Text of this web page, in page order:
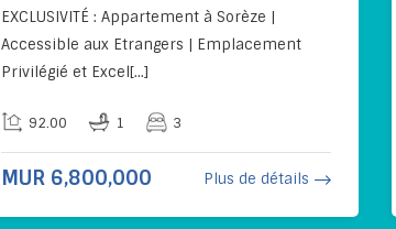
EXCLUSIVITÉ : Appartement à Sorèze |
Accessible aux Etrangers | Emplacement
Privilégié et Excel[...]
92.00 1 3
MUR 6,800,000 Plus de détails